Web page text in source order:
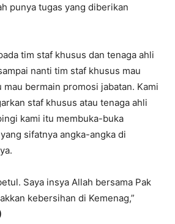
punya tugas yang diberikan
tim staf khusus dan tenaga ahli
nanti tim staf khusus mau
bermain promosi jabatan. Kami
staf khusus atau tenaga ahli
kami itu membuka-buka
sifatnya angka-angka di
Saya insya Allah bersama Pak
kebersihan di Kemenag,”